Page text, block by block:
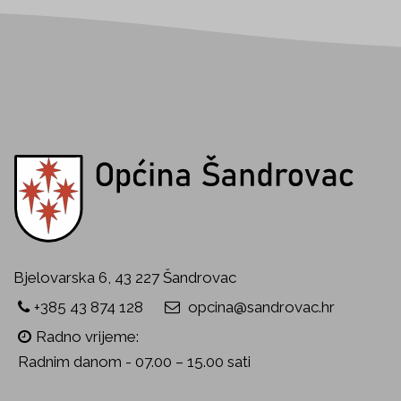
Bjelovarska 6, 43 227 Šandrovac
+385 43 874 128
opcina@sandrovac.hr
Radno vrijeme:
Radnim danom - 07.00 – 15.00 sati